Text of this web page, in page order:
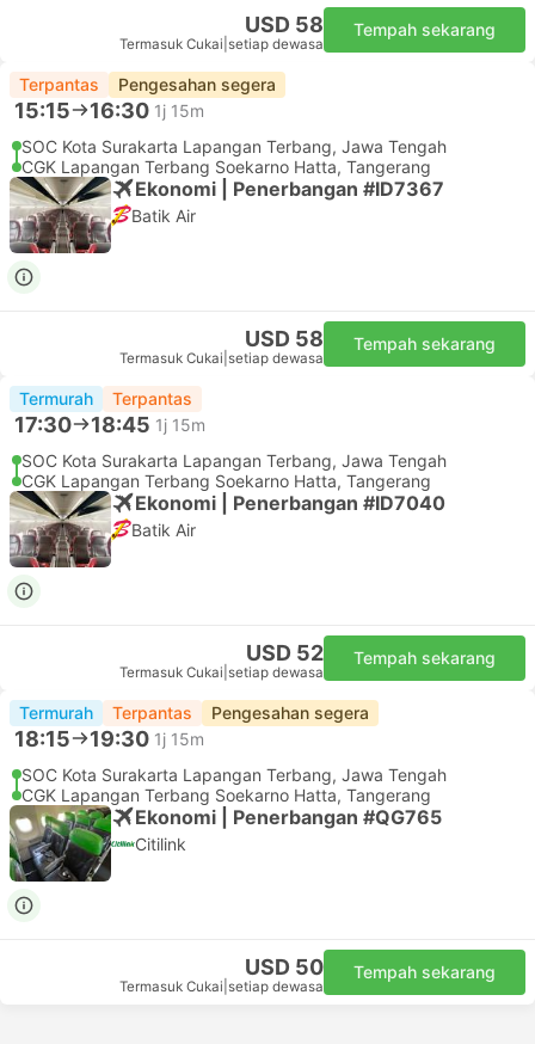
USD 58
Termasuk Cukai setiap dewasa
Tempah sekarang
Terpantas Pengesahan segera
15:15 16:30 1j 15m
SOC Kota Surakarta Lapangan Terbang, Jawa Tengah
CGK Lapangan Terbang Soekarno Hatta, Tangerang
Ekonomi | Penerbangan #ID7367
Batik Air
USD 58
Termasuk Cukai setiap dewasa
Tempah sekarang
Termurah Terpantas
17:30 18:45 1j 15m
SOC Kota Surakarta Lapangan Terbang, Jawa Tengah
CGK Lapangan Terbang Soekarno Hatta, Tangerang
Ekonomi | Penerbangan #ID7040
Batik Air
USD 52
Termasuk Cukai setiap dewasa
Tempah sekarang
Termurah Terpantas Pengesahan segera
18:15 19:30 1j 15m
SOC Kota Surakarta Lapangan Terbang, Jawa Tengah
CGK Lapangan Terbang Soekarno Hatta, Tangerang
Ekonomi | Penerbangan #QG765
Citilink
USD 50
Termasuk Cukai setiap dewasa
Tempah sekarang